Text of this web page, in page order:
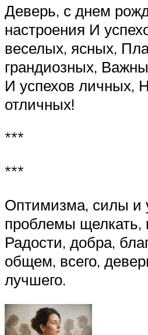
Деверь, с днем
настроения И
веселых, ясных,
грандиозных,
И успехов личных,
отличных!
***
***
Оптимизма, силы и
проблемы щелкать,
Радости, добра,
общем, всего,
лучшего.